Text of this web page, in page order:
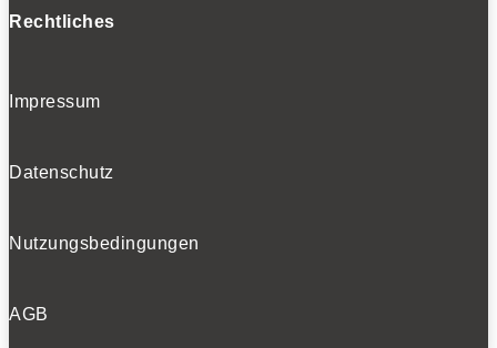
Rechtliches
Impressum
Datenschutz
Nutzungsbedingungen
AGB